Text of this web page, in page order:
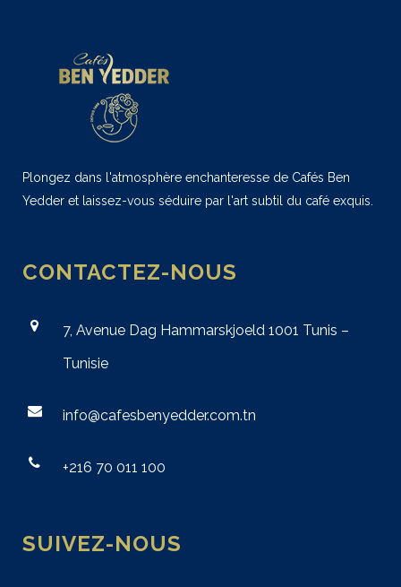
Plongez dans l'atmosphère enchanteresse de Cafés Ben
Yedder et laissez-vous séduire par l'art subtil du café exquis.
CONTACTEZ-NOUS
7, Avenue Dag Hammarskjoeld 1001 Tunis –
Tunisie
info@cafesbenyedder.com.tn
+216 70 011 100
SUIVEZ-NOUS